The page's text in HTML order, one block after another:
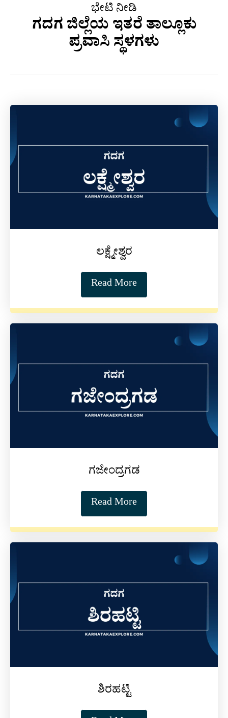
ಭೇಟಿ ನೀಡಿ
ಗದಗ ಜಿಲ್ಲೆಯ ಇತರೆ ತಾಲ್ಲೂಕು
ಪ್ರವಾಸಿ ಸ್ಥಳಗಳು
ಲಕ್ಷ್ಮೇಶ್ವರ
Read More
ಗಜೇಂದ್ರಗಡ
Read More
ಶಿರಹಟ್ಟಿ